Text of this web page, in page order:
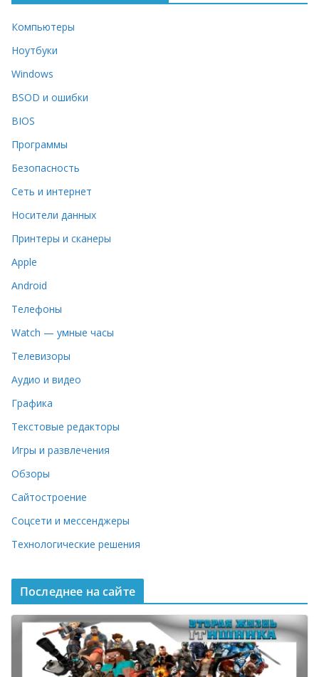
Компьютеры
Ноутбуки
Windows
BSOD и ошибки
BIOS
Программы
Безопасность
Сеть и интернет
Носители данных
Принтеры и сканеры
Apple
Android
Телефоны
Watch — умные часы
Телевизоры
Аудио и видео
Графика
Текстовые редакторы
Игры и развлечения
Обзоры
Сайтостроение
Соцсети и мессенджеры
Технологические решения
Последнее на сайте